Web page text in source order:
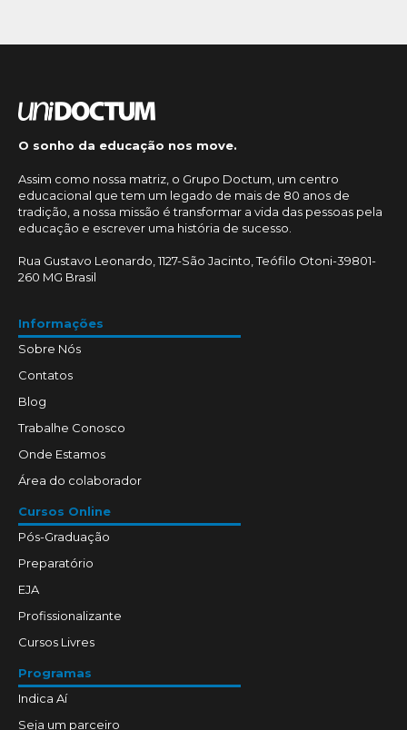
O sonho da educação nos move.
Assim como nossa matriz, o Grupo Doctum, um centro
educacional que tem um legado de mais de 80 anos de
tradição, a nossa missão é transformar a vida das pessoas pela
educação e escrever uma história de sucesso.
Rua Gustavo Leonardo, 1127-São Jacinto, Teófilo Otoni-39801-
260 MG Brasil
Informações
Sobre Nós
Contatos
Blog
Trabalhe Conosco
Onde Estamos
Área do colaborador
Cursos Online
Pós-Graduação
Preparatório
EJA
Profissionalizante
Cursos Livres
Programas
Indica Aí
Seja um parceiro